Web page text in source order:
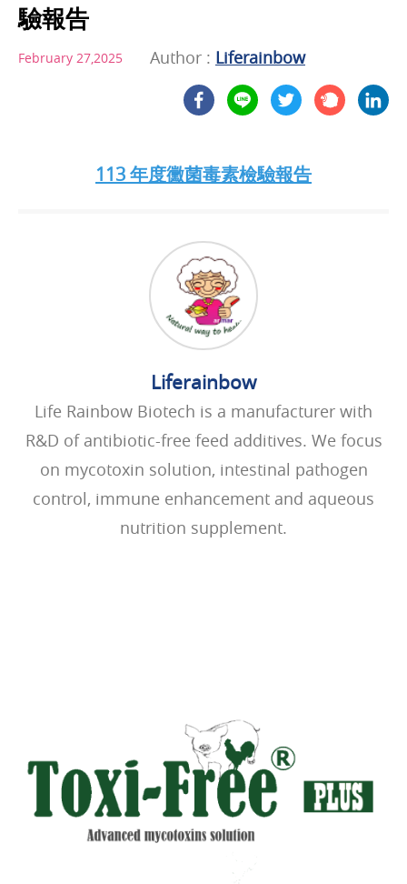
驗報告
February 27,2025 Author : Liferainbow
113 年度黴菌毒素檢驗報告
Liferainbow
Life Rainbow Biotech is a manufacturer with
R&D of antibiotic-free feed additives. We focus
on mycotoxin solution, intestinal pathogen
control, immune enhancement and aqueous
nutrition supplement.